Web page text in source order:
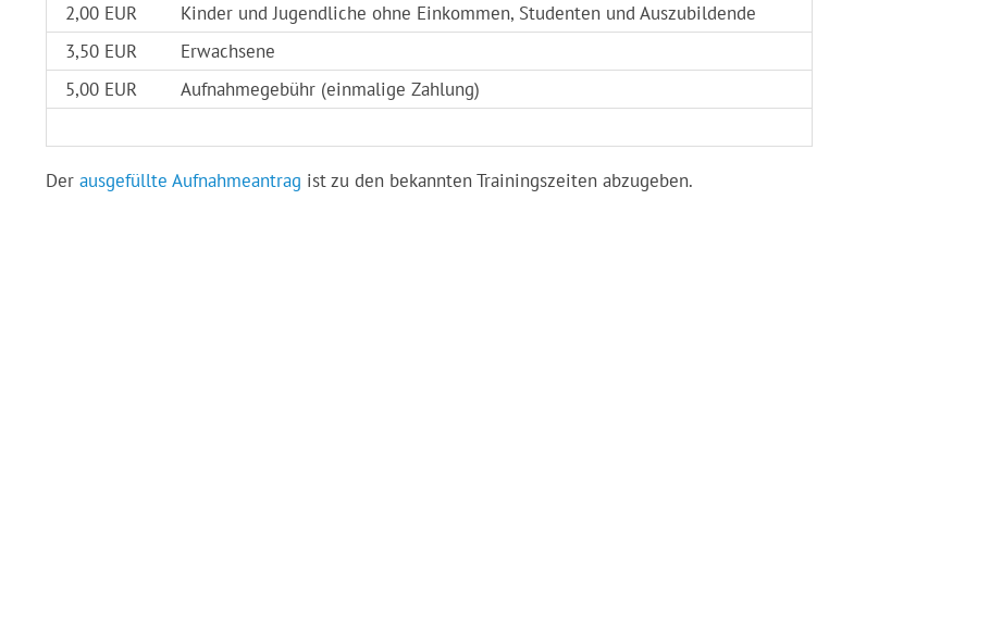
2,00 EUR
Kinder und Jugendliche ohne Einkommen, Studenten und Auszubildende
3,50 EUR
Erwachsene
5,00 EUR
Aufnahmegebühr (einmalige Zahlung)
Der ausgefüllte Aufnahmeantrag ist zu den bekannten Trainingszeiten abzugeben.